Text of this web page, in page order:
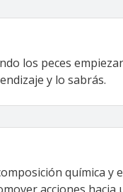
los peces
y lo sabrás.
química y